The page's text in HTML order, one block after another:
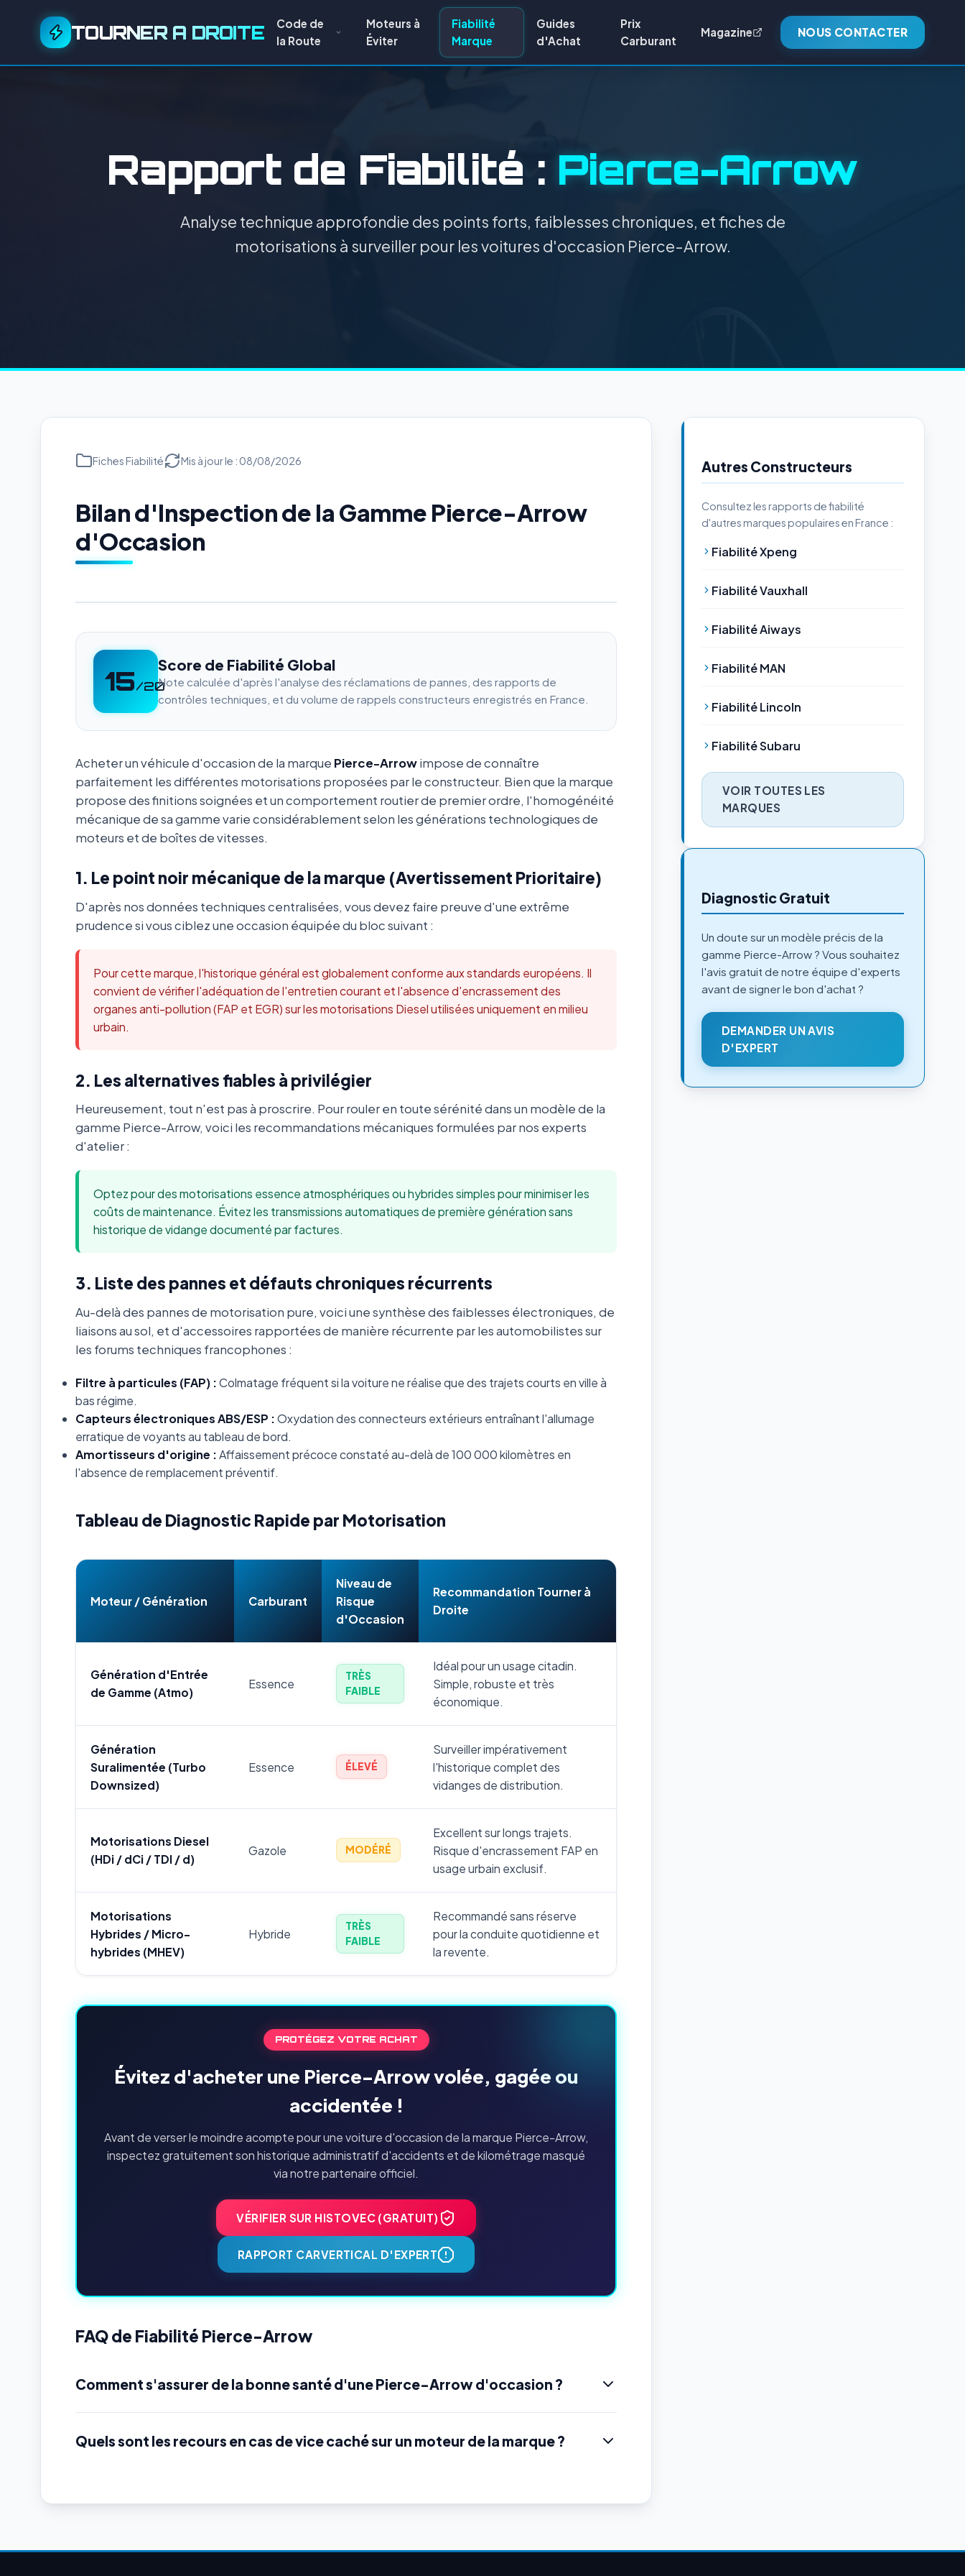
TOURNER A DROITE
Code de
la Route
Moteurs à
Éviter
Fiabilité
Marque
Guides
d'Achat
Prix
Carburant
Magazine NOUS CONTACTER
Rapport de Fiabilité : Pierce-Arrow
Analyse technique approfondie des points forts, faiblesses chroniques, et fiches de
motorisations à surveiller pour les voitures d'occasion Pierce-Arrow.
Fiches Fiabilité Mis à jour le : 08/08/2026
Bilan d'Inspection de la Gamme Pierce-Arrow
d'Occasion
15/20
Score de Fiabilité Global
Note calculée d'après l'analyse des réclamations de pannes, des rapports de
contrôles techniques, et du volume de rappels constructeurs enregistrés en France.
Acheter un véhicule d'occasion de la marque Pierce-Arrowimpose de connaître
parfaitement les différentes motorisations proposées par le constructeur. Bien que la marque
propose des finitions soignées et un comportement routier de premier ordre, l'homogénéité
mécanique de sa gamme varie considérablement selon les générations technologiques de
moteurs et de boîtes de vitesses.
1. Le point noir mécanique de la marque (Avertissement Prioritaire)
D'après nos données techniques centralisées, vous devez faire preuve d'une extrême
prudence si vous ciblez une occasion équipée du bloc suivant :
Pour cette marque, l'historique général est globalement conforme aux standards européens. Il
convient de vérifier l'adéquation de l'entretien courant et l'absence d'encrassement des
organes anti-pollution (FAP et EGR) sur les motorisations Diesel utilisées uniquement en milieu
urbain.
2. Les alternatives fiables à privilégier
Heureusement, tout n'est pas à proscrire. Pour rouler en toute sérénité dans un modèle de la
gamme Pierce-Arrow, voici les recommandations mécaniques formulées par nos experts
d'atelier :
Optez pour des motorisations essence atmosphériques ou hybrides simples pour minimiser les
coûts de maintenance. Évitez les transmissions automatiques de première génération sans
historique de vidange documenté par factures.
3. Liste des pannes et défauts chroniques récurrents
Au-delà des pannes de motorisation pure, voici une synthèse des faiblesses électroniques, de
liaisons au sol, et d'accessoires rapportées de manière récurrente par les automobilistes sur
les forums techniques francophones :
Filtre à particules (FAP) :Colmatage fréquent si la voiture ne réalise que des trajets courts en ville à
bas régime.
Capteurs électroniques ABS/ESP :Oxydation des connecteurs extérieurs entraînant l'allumage
erratique de voyants au tableau de bord.
Amortisseurs d'origine :Affaissement précoce constaté au-delà de 100 000 kilomètres en
l'absence de remplacement préventif.
Tableau de Diagnostic Rapide par Motorisation
Moteur / Génération Carburant
Niveau de
Risque
d'Occasion
Recommandation Tourner à
Droite
Génération d'Entrée
de Gamme (Atmo)
Essence
TRÈS
FAIBLE
Idéal pour un usage citadin.
Simple, robuste et très
économique.
Génération
Suralimentée (Turbo
Downsized)
Essence ÉLEVÉ
Surveiller impérativement
l'historique complet des
vidanges de distribution.
Motorisations Diesel
(HDi / dCi / TDI / d)
Gazole MODÉRÉ
Excellent sur longs trajets.
Risque d'encrassement FAP en
usage urbain exclusif.
Motorisations
Hybrides / Micro-
hybrides (MHEV)
Hybride
TRÈS
FAIBLE
Recommandé sans réserve
pour la conduite quotidienne et
la revente.
PROTÉGEZ VOTRE ACHAT
Évitez d'acheter une Pierce-Arrow volée, gagée ou
accidentée !
Avant de verser le moindre acompte pour une voiture d'occasion de la marque Pierce-Arrow,
inspectez gratuitement son historique administratif d'accidents et de kilométrage masqué
via notre partenaire officiel.
VÉRIFIER SUR HISTOVEC (GRATUIT)
RAPPORT CARVERTICAL D'EXPERT
FAQ de Fiabilité Pierce-Arrow
Comment s'assurer de la bonne santé d'une Pierce-Arrow d'occasion ?
Quels sont les recours en cas de vice caché sur un moteur de la marque ?
Autres Constructeurs
Consultez les rapports de fiabilité
d'autres marques populaires en France :
Fiabilité Xpeng
Fiabilité Vauxhall
Fiabilité Aiways
Fiabilité MAN
Fiabilité Lincoln
Fiabilité Subaru
VOIR TOUTES LES
MARQUES
Diagnostic Gratuit
Un doute sur un modèle précis de la
gamme Pierce-Arrow ? Vous souhaitez
l'avis gratuit de notre équipe d'experts
avant de signer le bon d'achat ?
DEMANDER UN AVIS
D'EXPERT